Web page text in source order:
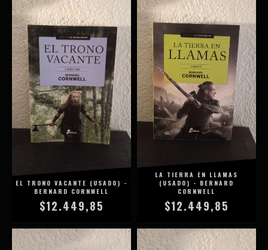
EL TRONO VACANTE (USADO) -
BERNARD CORNWELL
$12.449,85
LA TIERRA EN LLAMAS
(USADO) - BERNARD
CORNWELL
$12.449,85